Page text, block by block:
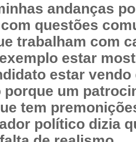
andanças
questões
trabalham com
estar
estar
porque um
tem
político dizia